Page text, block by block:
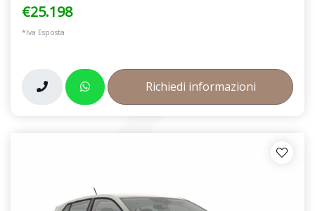
€25.198
*Iva Esposta
Richiedi informazioni